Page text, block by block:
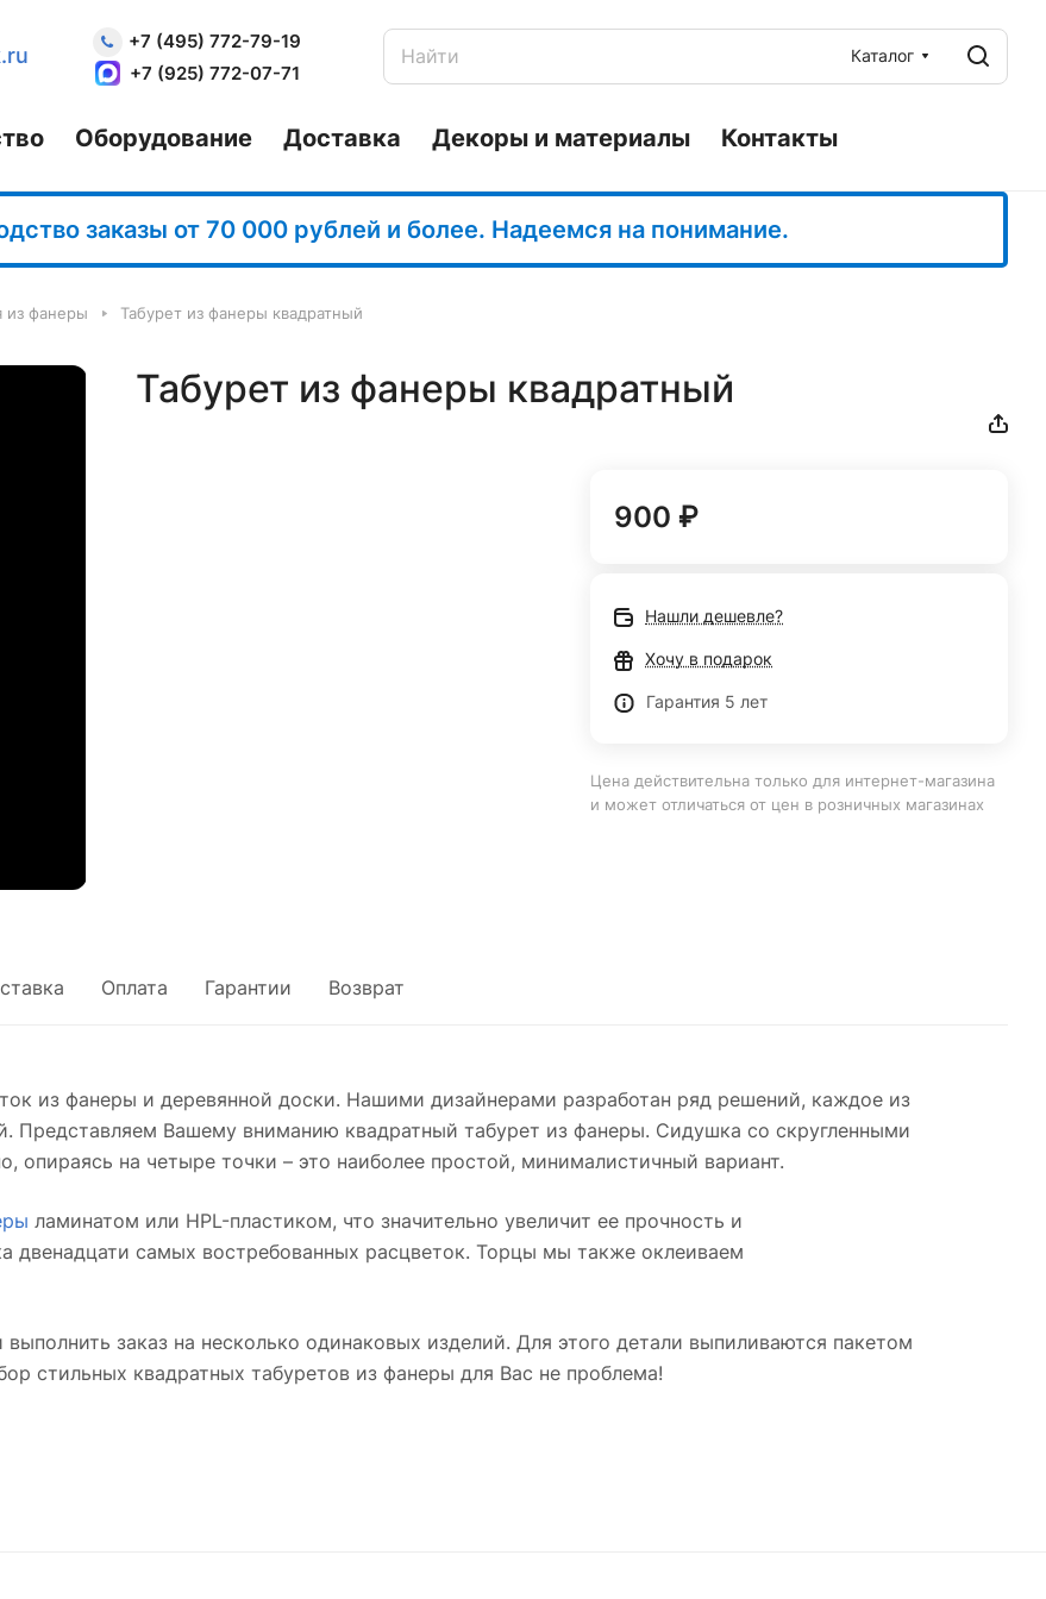
+7 (495) 772-79-19
+7 (925) 772-07-71
Каталог
Оборудование Доставка Декоры и материалы Контакты
заказы от 70 000 рублей и более. Надеемся на понимание.
из фанеры Табурет из фанеры квадратный
Табурет из фанеры квадратный
900 ₽
Нашли дешевле?
Хочу в подарок
Гарантия 5 лет
Цена действительна только для интернет-магазина
и может отличаться от цен в розничных магазинах
Оплата Гарантии Возврат
из фанеры и деревянной доски. Нашими дизайнерами разработан ряд решений, каждое из
Представляем Вашему вниманию квадратный табурет из фанеры. Сидушка со скругленными
опираясь на четыре точки – это наиболее простой, минималистичный вариант.
ламинатом или HPL-пластиком, что значительно увеличит ее прочность и
двенадцати самых востребованных расцветок. Торцы мы также оклеиваем
заказ на несколько одинаковых изделий. Для этого детали выпиливаются пакетом
стильных квадратных табуретов из фанеры для Вас не проблема!